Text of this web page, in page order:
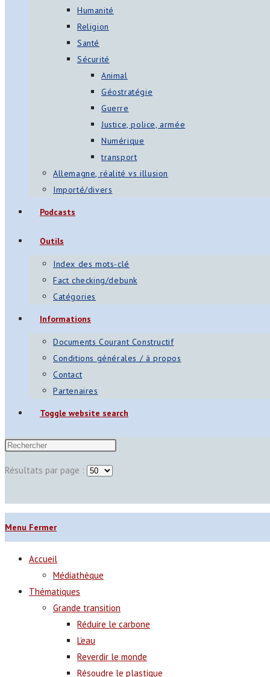
Humanité
Religion
Santé
Sécurité
Animal
Géostratégie
Guerre
Justice, police, armée
Numérique
transport
Allemagne, réalité vs illusion
Importé/divers
Podcasts
Outils
Index des mots-clé
Fact checking/debunk
Catégories
Informations
Documents Courant Constructif
Conditions générales / à propos
Contact
Partenaires
Toggle website search
Résultats par page :
Menu Fermer
Accueil
Médiathèque
Thématiques
Grande transition
Réduire le carbone
L’eau
Reverdir le monde
Résoudre le plastique